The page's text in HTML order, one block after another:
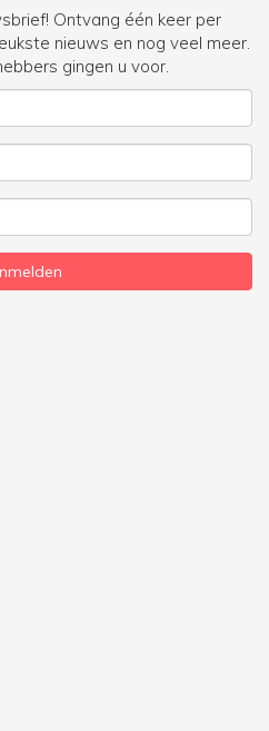
Ontvang één keer per
nieuws en nog veel meer.
gingen u voor.